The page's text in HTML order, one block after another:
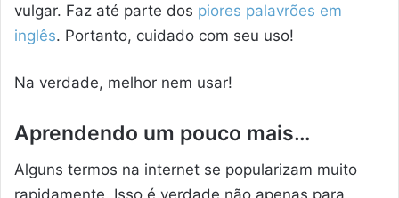
vulgar. Faz até parte dos piores palavrões em
inglês. Portanto, cuidado com seu uso!
Na verdade, melhor nem usar!
Aprendendo um pouco mais…
Alguns termos na internet se popularizam muito
rapidamente. Isso é verdade não apenas para